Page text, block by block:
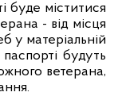
буде міститися
- від місця
у матеріальній
будуть
ветерана,